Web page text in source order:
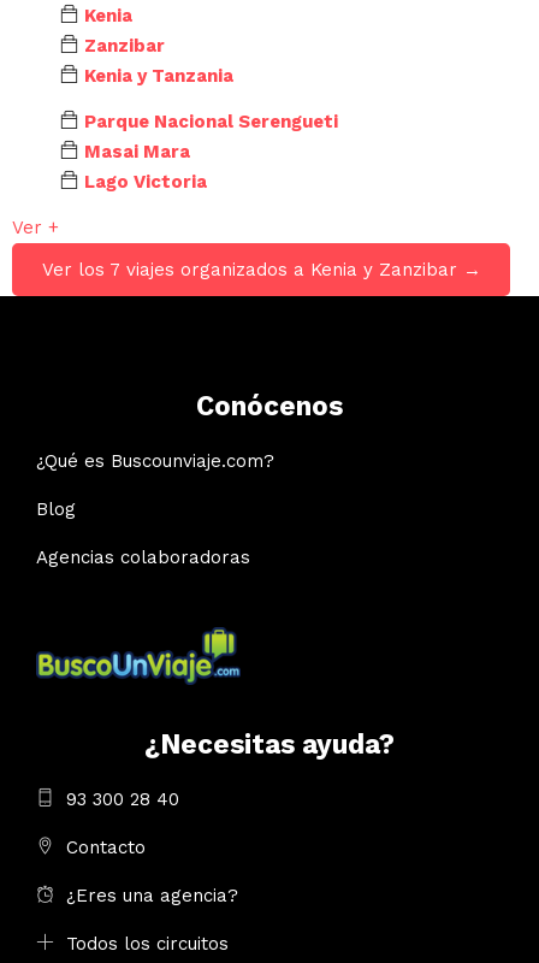
Kenia
Zanzibar
Kenia y Tanzania
Parque Nacional Serengueti
Masai Mara
Lago Victoria
Ver +
Ver los 7 viajes organizados a Kenia y Zanzibar →
Conócenos
¿Qué es Buscounviaje.com?
Blog
Agencias colaboradoras
¿Necesitas ayuda?
93 300 28 40
Contacto
¿Eres una agencia?
Todos los circuitos